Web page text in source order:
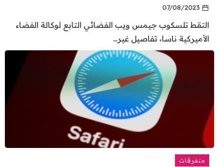
07/08/2023
التقط تلسكوب جيمس ويب الفضائي التابع لوكالة الفضاء
الأميركية ناسا، تفاصيل غير...
متفرقات